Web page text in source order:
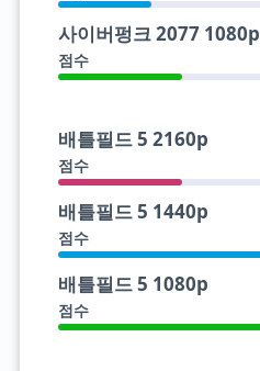
사이버펑크 2077 1080p
점수
배틀필드 5 2160p
점수
배틀필드 5 1440p
점수
배틀필드 5 1080p
점수